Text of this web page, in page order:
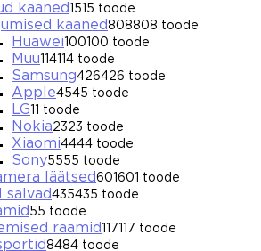
kaaned 15 15 toode
kaaned 808808 toode
Huawei 100 100 toode
Muu 114 114 toode
Samsung426426 toode
Apple4545 toode
LG 1 toode
Nokia2323 toode
Xiaomi4444 toode
Sony5555 toode
läätsed601 601 toode
salvad435435 toode
55 toode
raamid 117 117 toode
8484 toode